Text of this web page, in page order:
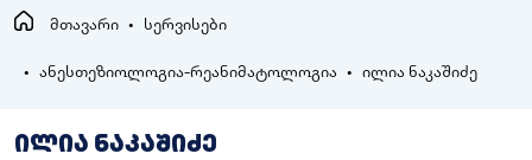
მთავარი სერვისები
ანესთეზიოლოგია-რეანიმატოლოგია ილია ნაკაშიძე
ილია ნაკაშიძე